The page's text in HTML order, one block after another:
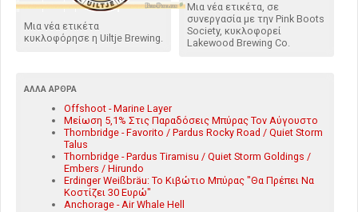
Μια νέα ετικέτα
κυκλοφόρησε η Uiltje Brewing.
Μια νέα ετικέτα, σε
συνεργασία με την Pink Boots
Society, κυκλοφορεί
Lakewood Brewing Co.
ΆΛΛΑ ΆΡΘΡΑ
Offshoot - Marine Layer
Μείωση 5,1% Στις Παραδόσεις Μπύρας Τον Αύγουστο
Thornbridge - Favorito / Pardus Rocky Road / Quiet Storm
Talus
Thornbridge - Pardus Tiramisu / Quiet Storm Goldings /
Embers / Hirundo
Erdinger Weißbräu: Το Κιβώτιο Μπύρας "Θα Πρέπει Να
Κοστίζει 30 Ευρώ"
Anchorage - Air Whale Hell